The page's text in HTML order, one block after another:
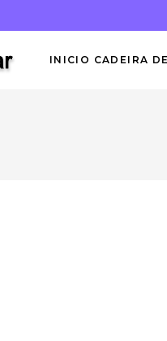
INICIO CADEIRA